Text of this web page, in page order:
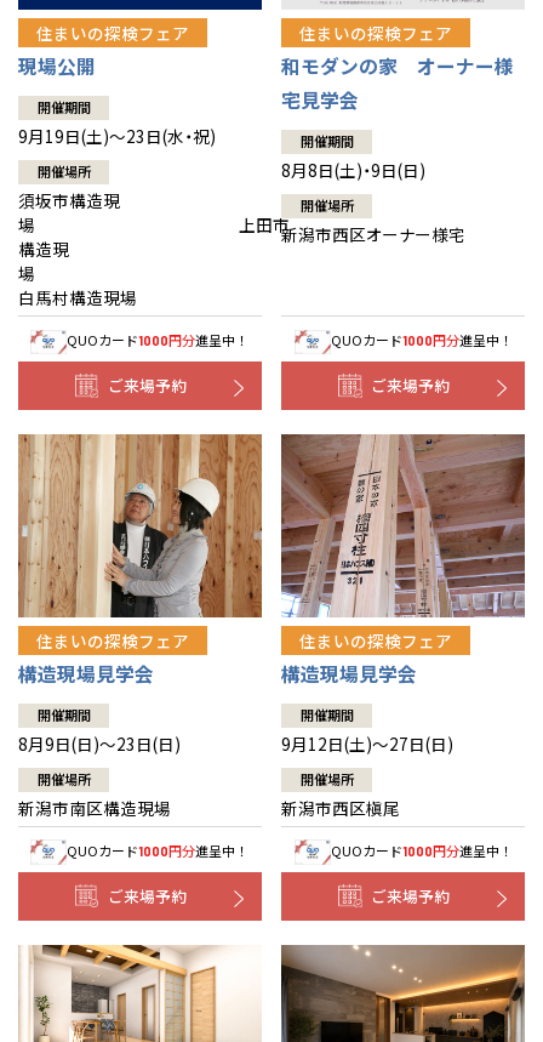
住まいの探検フェア
現場公開
開催期間
9月19日(土)～23日(水・祝)
開催場所
須坂市構造現
場 上田市
構造現
場
白馬村構造現場
QUOカード1000円分進呈中！
ご来場予約
住まいの探検フェア
和モダンの家 オーナー様
宅見学会
開催期間
8月8日(土)・9日(日)
開催場所
新潟市西区オーナー様宅
QUOカード1000円分進呈中！
ご来場予約
住まいの探検フェア
構造現場見学会
開催期間
8月9日(日)～23日(日)
開催場所
新潟市南区構造現場
QUOカード1000円分進呈中！
ご来場予約
住まいの探検フェア
構造現場見学会
開催期間
9月12日(土)～27日(日)
開催場所
新潟市西区槇尾
QUOカード1000円分進呈中！
ご来場予約